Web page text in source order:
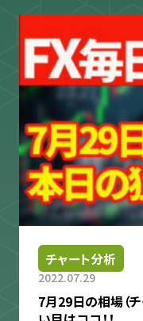
チャート分析
2022.07.29
7月29日の相場（